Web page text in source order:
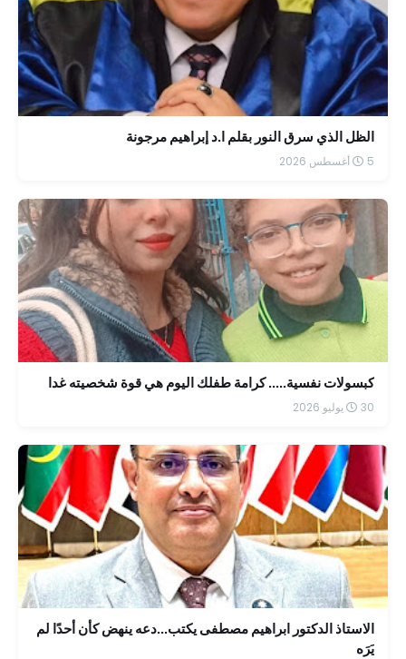
الظل الذي سرق النور بقلم ا.د إبراهيم مرجونة
5 أغسطس 2026
كبسولات نفسية..... كرامة طفلك اليوم هي قوة شخصيته غدا
30 يوليو 2026
الاستاذ الدكتور ابراهيم مصطفى يكتب...دعه ينهض كأن أحدًا لم
يَرَه